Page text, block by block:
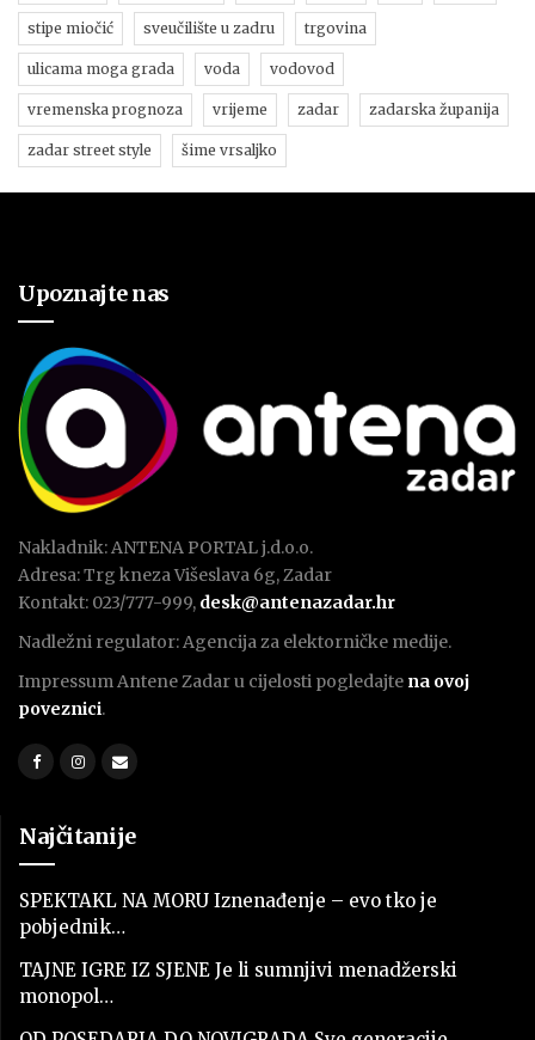
stipe miočić sveučilište u zadru trgovina
ulicama moga grada voda vodovod
vremenska prognoza vrijeme zadar zadarska županija
zadar street style šime vrsaljko
Upoznajte nas
Nakladnik: ANTENA PORTAL j.d.o.o.
Adresa: Trg kneza Višeslava 6g, Zadar
Kontakt: 023/777-999, desk@antenazadar.hr
Nadležni regulator: Agencija za elektorničke medije.
Impressum Antene Zadar u cijelosti pogledajte na ovoj
poveznici.
Najčitanije
SPEKTAKL NA MORU Iznenađenje – evo tko je
pobjednik…
TAJNE IGRE IZ SJENE Je li sumnjivi menadžerski
monopol…